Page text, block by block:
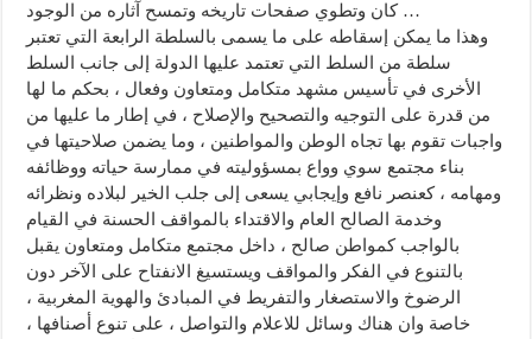
كان وتطوي صفحات تاريخه وتمسح آثاره من الوجود …
وهذا ما يمكن إسقاطه على ما يسمى بالسلطة الرابعة التي تعتبر
سلطة من السلط التي تعتمد عليها الدولة إلى جانب السلط
الأخرى في تأسيس مشهد متكامل ومتعاون وفعال ، بحكم ما لها
من قدرة على التوجيه والتصحيح والإصلاح ، في إطار ما عليها من
واجبات تقوم بها تجاه الوطن والمواطنين ، وما يضمن صلاحيتها في
بناء مجتمع سوي وواع بمسؤوليته في ممارسة حياته ووظائفه
ومهامه ، كعنصر نافع وإيجابي يسعى إلى جلب الخير لبلاده ونظرائه
وخدمة الصالح العام والاقتداء بالمواقف الحسنة في القيام
بالواجب كمواطن صالح ، داخل مجتمع متكامل ومتعاون يقبل
بالتنوع في الفكر والمواقف ويستسيغ الانفتاح على الآخر دون
الرضوخ والاستصغار والتفريط في المبادئ والهوية المغربية ،
خاصة وان هناك وسائل للاعلام والتواصل ، على تنوع أصنافها ،